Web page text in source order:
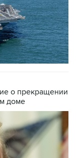
о прекращении
доме